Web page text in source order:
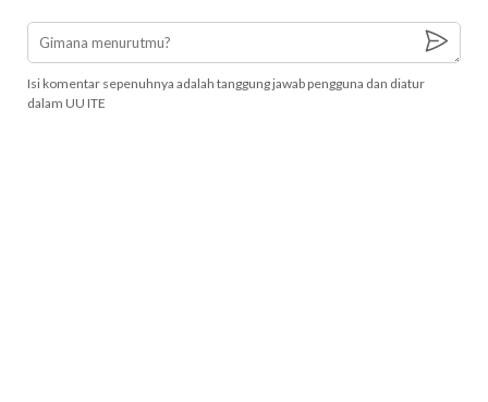
Isi komentar sepenuhnya adalah tanggung jawab pengguna dan diatur
dalam UU ITE